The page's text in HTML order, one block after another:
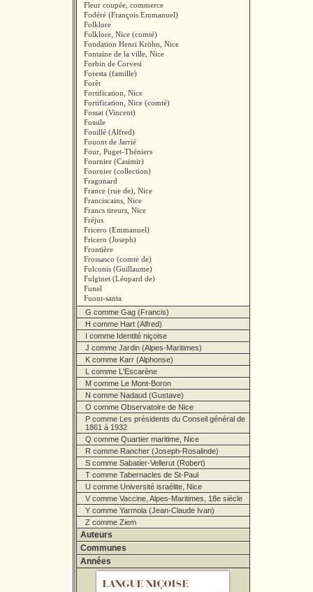
Fleur coupée, commerce
Fodéré (François Emmanuel)
Folklore
Folklore, Nice (comté)
Fondation Henri Kröhn, Nice
Fontaine de la ville, Nice
Forbin de Corvesi
Foresta (famille)
Forêt
Fortification, Nice
Fortification, Nice (comté)
Fossat (Vincent)
Fossile
Fouillé (Alfred)
Fouont de Jarrié
Four, Puget-Théniers
Fournier (Casimir)
Fournier (collection)
Fragonard
France (rue de), Nice
Franciscains, Nice
Francs tireurs, Nice
Fréjus
Fricero (Emmanuel)
Fricero (Joseph)
Frontière
Frossasco (comte de)
Fulconis (Guillaume)
Fulginet (Léopard de)
Funel
Fuont-santa
G comme Gag (Francis)
H comme Hart (Alfred)
I comme Identité niçoise
J comme Jardin (Alpes-Maritimes)
K comme Karr (Alphonse)
L comme L'Escarène
M comme Le Mont-Boron
N comme Nadaud (Gustave)
O comme Observatoire de Nice
P comme Les présidents du Conseil général de
1861 à 1932
Q comme Quartier maritime, Nice
R comme Rancher (Joseph-Rosalinde)
S comme Sabatier-Vellerut (Robert)
T comme Tabernacles de St-Paul
U comme Université israélite, Nice
V comme Vaccine, Alpes-Maritimes, 18e siècle
Y comme Yarmola (Jean-Claude Ivan)
Z comme Ziem
Auteurs
Communes
Années